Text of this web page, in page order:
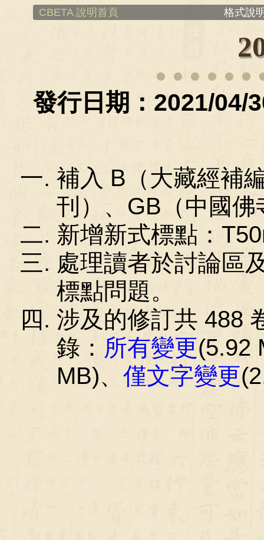
CBETA 說明首頁 格式說
發行日期：2021/04/
補入 B（大藏經補
刊）、GB（中國
新增新式標點：
處理讀者於討論區
標點問題。
涉及的修訂共 488
錄： 所有變更(5.92
MB)、僅文字變更